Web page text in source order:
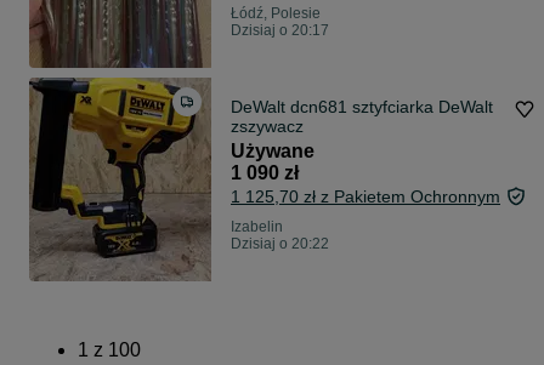
Łódź, Polesie
Dzisiaj o 20:17
DeWalt dcn681 sztyfciarka DeWalt
zszywacz
Używane
1 090 zł
1 125,70 zł z Pakietem Ochronnym
Izabelin
Dzisiaj o 20:22
1 z 100